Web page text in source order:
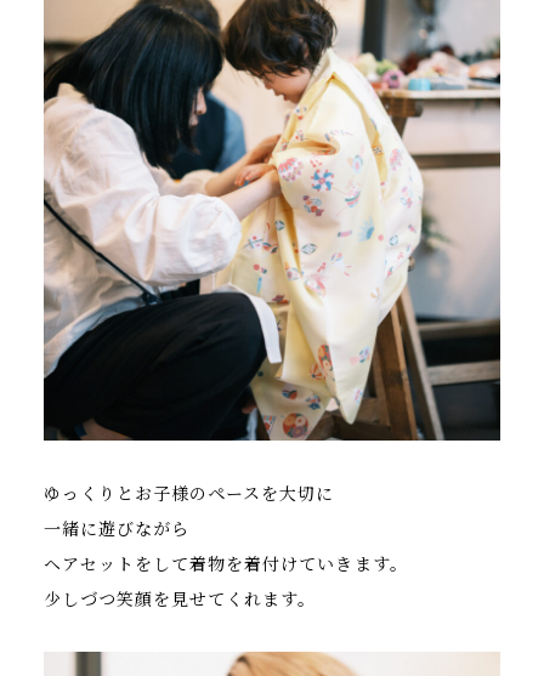
ゆっくりとお子様のペースを大切に
一緒に遊びながら
ヘアセットをして着物を着付けていきます。
少しづつ笑顔を見せてくれます。